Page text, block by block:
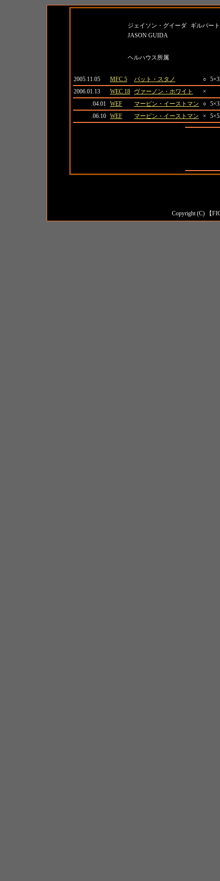
ジェイソン・グイーダ
ギルバー
JASON GUIDA
ヘルハウス所属
2005.11.05
MFC 5 パット・スタノ ○
2006.01.13
WEC 18 ヴァーノン・ホワイト
×
.04.01 WEF マービン・イーストマン ○
.06.10 WEF マービン・イーストマン ×
Copyright (C) 【